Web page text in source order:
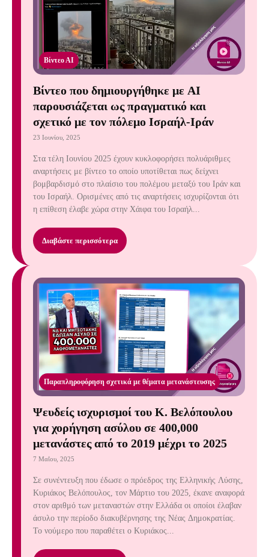
Βίντεο ΑΙ
Βίντεο που δημιουργήθηκε με AI
παρουσιάζεται ως πραγματικό και
σχετικό με τον πόλεμο Ισραήλ-Ιράν
23 Ιουνίου, 2025
Στα τέλη Ιουνίου 2025 έχουν κυκλοφορήσει πολυάριθμες
αναρτήσεις με βίντεο το οποίο υποτίθεται πως δείχνει
βομβαρδισμό στο πλαίσιο του πολέμου μεταξύ του Ιράν και
του Ισραήλ. Ορισμένες από τις αναρτήσεις ισχυρίζονται ότι
η επίθεση έλαβε χώρα στην Χάιφα του Ισραήλ...
Διαβάστε περισσότερα
Παραπληροφόρηση σχετικά με θέματα μετανάστευσης
Ψευδείς ισχυρισμοί του Κ. Βελόπουλου
για χορήγηση ασύλου σε 400,000
μετανάστες από το 2019 μέχρι το 2025
7 Μαΐου, 2025
Σε συνέντευξη που έδωσε ο πρόεδρος της Ελληνικής Λύσης,
Κυριάκος Βελόπουλος, τον Μάρτιο του 2025, έκανε αναφορά
στον αριθμό των μεταναστών στην Ελλάδα οι οποίοι έλαβαν
άσυλο την περίοδο διακυβέρνησης της Νέας Δημοκρατίας.
Το νούμερο που παραθέτει ο Κυριάκος...